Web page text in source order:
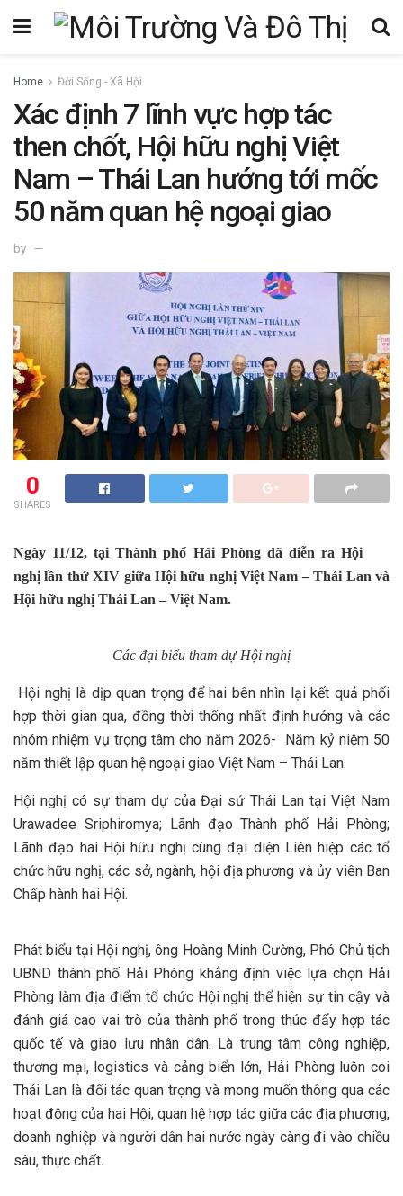
Home Đời Sống - Xã Hội
Xác định 7 lĩnh vực hợp tác
then chốt, Hội hữu nghị Việt
Nam – Thái Lan hướng tới mốc
50 năm quan hệ ngoại giao
by
0
SHARES
Ngày 11/12, tạiThành phố Hải Phòng đã diễn ra Hội
nghị lần thứ XIV giữa Hội hữu nghị Việt Nam – Thái Lan và
Hội hữu nghị Thái Lan – Việt Nam.
Các đại biểu tham dự Hội nghị
Hội nghị là dịp quan trọng để hai bên nhìn lại kết quả phối
hợp thời gian qua, đồng thời thống nhất định hướng và các
nhóm nhiệm vụ trọng tâm cho năm 2026- Năm kỷ niệm 50
năm thiết lập quan hệ ngoại giao Việt Nam – Thái Lan.
Hội nghị có sự tham dự của Đại sứ Thái Lan tại Việt Nam
Urawadee Sriphiromya; Lãnh đạo Thành phố Hải Phòng;
Lãnh đạo hai Hội hữu nghị cùng đại diện Liên hiệp các tổ
chức hữu nghị, các sở, ngành, hội địa phương và ủy viên Ban
Chấp hành hai Hội.
Phát biểu tại Hội nghị, ông Hoàng Minh Cường, Phó Chủ tịch
UBND thành phố Hải Phòng khẳng định việc lựa chọn Hải
Phòng làm địa điểm tổ chức Hội nghị thể hiện sự tin cậy và
đánh giá cao vai trò của thành phố trong thúc đẩy hợp tác
quốc tế và giao lưu nhân dân. Là trung tâm công nghiệp,
thương mại, logistics và cảng biển lớn, Hải Phòng luôn coi
Thái Lan là đối tác quan trọng và mong muốn thông qua các
hoạt động của hai Hội, quan hệ hợp tác giữa các địa phương,
doanh nghiệp và người dân hai nước ngày càng đi vào chiều
sâu, thực chất.